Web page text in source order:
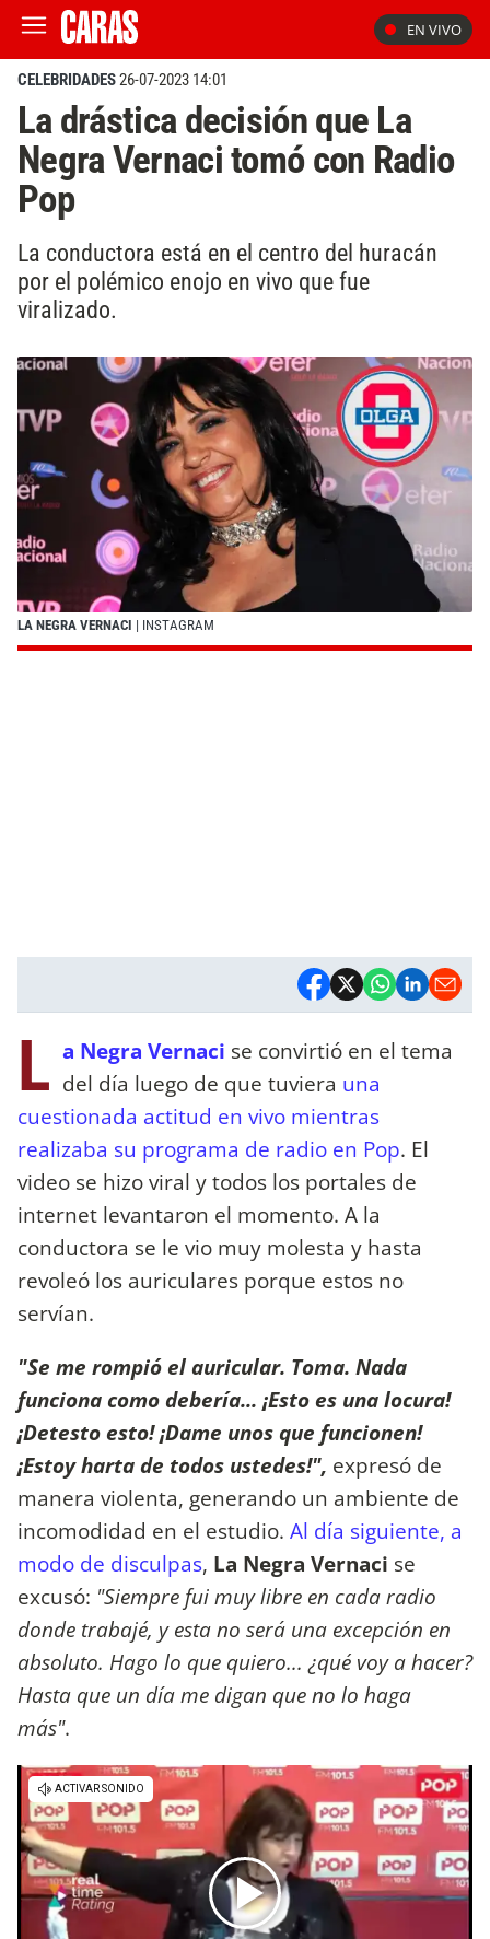
EN VIVO
CELEBRIDADES26-07-2023 14:01
La drástica decisión que La
Negra Vernaci tomó con Radio
Pop
La conductora está en el centro del huracán
por el polémico enojo en vivo que fue
viralizado.
LA NEGRA VERNACI | INSTAGRAM
L a Negra Vernaci se convirtió en el tema
del día luego de que tuviera una
cuestionada actitud en vivo mientras
realizaba su programa de radio en Pop. El
video se hizo viral y todos los portales de
internet levantaron el momento. A la
conductora se le vio muy molesta y hasta
revoleó los auriculares porque estos no
servían.
"Se me rompió el auricular. Toma. Nada
funciona como debería... ¡Esto es una locura!
¡Detesto esto! ¡Dame unos que funcionen!
¡Estoy harta de todos ustedes!", expresó de
manera violenta, generando un ambiente de
incomodidad en el estudio. Al día siguiente, a
modo de disculpas, La Negra Vernaci se
excusó: "Siempre fui muy libre en cada radio
donde trabajé, y esta no será una excepción en
absoluto. Hago lo que quiero... ¿qué voy a hacer?
Hasta que un día me digan que no lo haga
más".